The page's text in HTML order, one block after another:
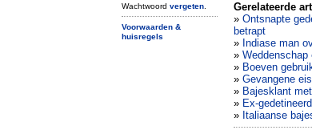
Wachtwoord vergeten
Voorwaarden &
huisregels
Gerelateerde
» Ontsnapte
betrapt
» Indiase man
» Weddenschap
» Boeven
» Gevangene
» Bajesklant
» Ex-
» Italiaanse